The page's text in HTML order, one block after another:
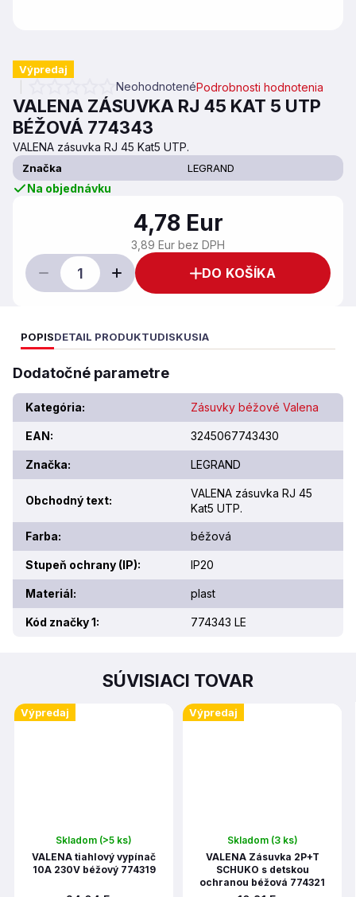
Výpredaj
Priemerné hodnotenie produktu je 0,0 z 5 hviezdičiek.
NeohodnotenéPodrobnosti hodnotenia
VALENA ZÁSUVKA RJ 45 KAT 5 UTP
BÉŽOVÁ 774343
VALENA zásuvka RJ 45 Kat5 UTP.
Značka LEGRAND
Na objednávku
4,78 Eur
3,89 Eur bez DPH
DO KOŠÍKA
POPISDETAIL PRODUKTUDISKUSIA
Dodatočné parametre
Kategória: Zásuvky béžové Valena
EAN: 3245067743430
Značka: LEGRAND
Obchodný text:
VALENA zásuvka RJ 45
Kat5 UTP.
Farba: béžová
Stupeň ochrany (IP): IP20
Materiál: plast
Kód značky 1: 774343 LE
SÚVISIACI TOVAR
Výpredaj
Skladom (>5 ks)
VALENA tiahlový vypínač
10A 230V béžový 774319
Výpredaj
Skladom (3 ks)
VALENA Zásuvka 2P+T
SCHUKO s detskou
ochranou béžová 774321